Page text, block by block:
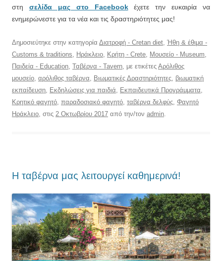
στη σελίδα μας στο Facebookέχετε την ευκαιρία να
ενημερώνεστε για τα νέα και τις δραστηριότητες μας!
Δημοσιεύτηκε στην κατηγορία Διατροφή - Cretan diet, Ήθη & έθιμα -
Customs & traditions, Ηράκλειο, Κρήτη - Crete, Μουσείο - Museum,
Παιδεία - Education, Ταβέρνα - Tavern, με ετικέτες Αρόλιθος
μουσείο, αρόλιθος ταβέρνα, Βιωματικές Δραστηριότητες, βιωματική
εκπαίδευση, Εκδηλώσεις για παιδιά, Εκπαιδευτικά Προγράμματα,
Κρητικό φαγητό, παραδοσιακό φαγητό, ταβέρνα δελφύς, Φαγητό
Ηράκλειο, στις 2 Οκτωβρίου 2017 από την/τον admin.
Η ταβέρνα μας λειτουργεί καθημερινά!